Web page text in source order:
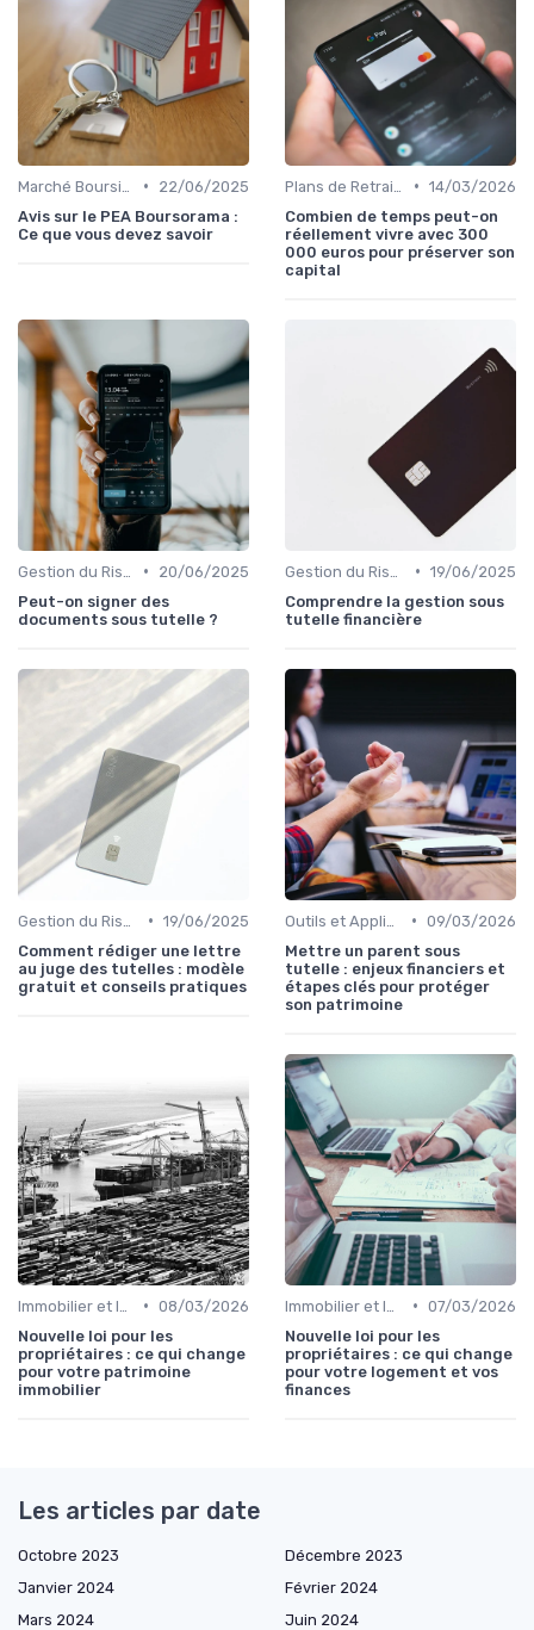
•
22/06/2025
Avis sur le PEA Boursorama :
Ce que vous devez savoir
• 14/03/2026
Combien de temps peut-on
réellement vivre avec 300
000 euros pour préserver son
capital
•
20/06/2025
Peut-on signer des
documents sous tutelle ?
• 19/06/2025
Comprendre la gestion sous
tutelle financière
• 19/06/2025
Comment rédiger une lettre
au juge des tutelles : modèle
gratuit et conseils pratiques
• 09/03/2026
Mettre un parent sous
tutelle : enjeux financiers et
étapes clés pour protéger
son patrimoine
• 08/03/2026
Nouvelle loi pour les
propriétaires : ce qui change
pour votre patrimoine
immobilier
• 07/03/2026
Nouvelle loi pour les
propriétaires : ce qui change
pour votre logement et vos
finances
Les articles par date
Octobre 2023
Décembre 2023
Janvier 2024
Février 2024
Mars 2024
Juin 2024